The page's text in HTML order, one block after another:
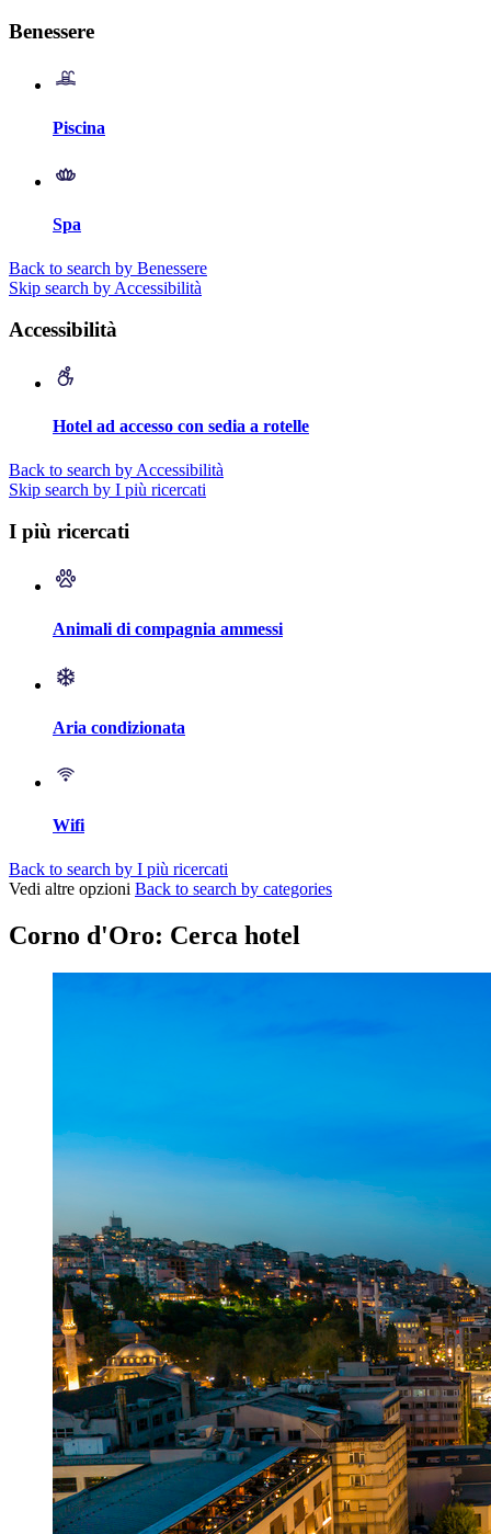
Benessere
Piscina
Spa
Back to search by Benessere
Skip search by Accessibilità
Accessibilità
Hotel ad accesso con sedia a rotelle
Back to search by Accessibilità
Skip search by I più ricercati
I più ricercati
Animali di compagnia ammessi
Aria condizionata
Wifi
Back to search by I più ricercati
Vedi altre opzioni Back to search by categories
Corno d'Oro: Cerca hotel